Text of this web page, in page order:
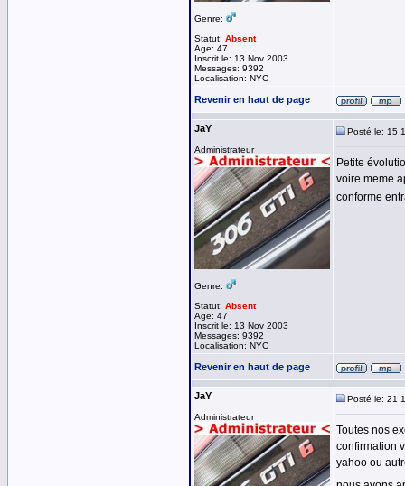
Genre:
Statut: Absent
Age: 47
Inscrit le: 13 Nov 2003
Messages: 9392
Localisation: NYC
Revenir en haut de page
JaY
Administrateur
Genre:
Statut: Absent
Age: 47
Inscrit le: 13 Nov 2003
Messages: 9392
Localisation: NYC
Posté le: 15
Petite
voire meme
conforme
Revenir en haut de page
JaY
Administrateur
Posté le: 21
Toutes nos
confirmation
yahoo ou